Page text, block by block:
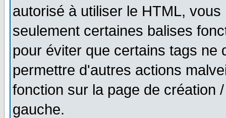
autorisé à utiliser le HTML,
seulement certaines balises
pour éviter que certains tags ne
permettre d'autres actions
fonction sur la page de création
gauche.